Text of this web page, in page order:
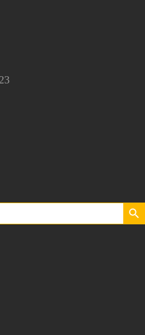
Search